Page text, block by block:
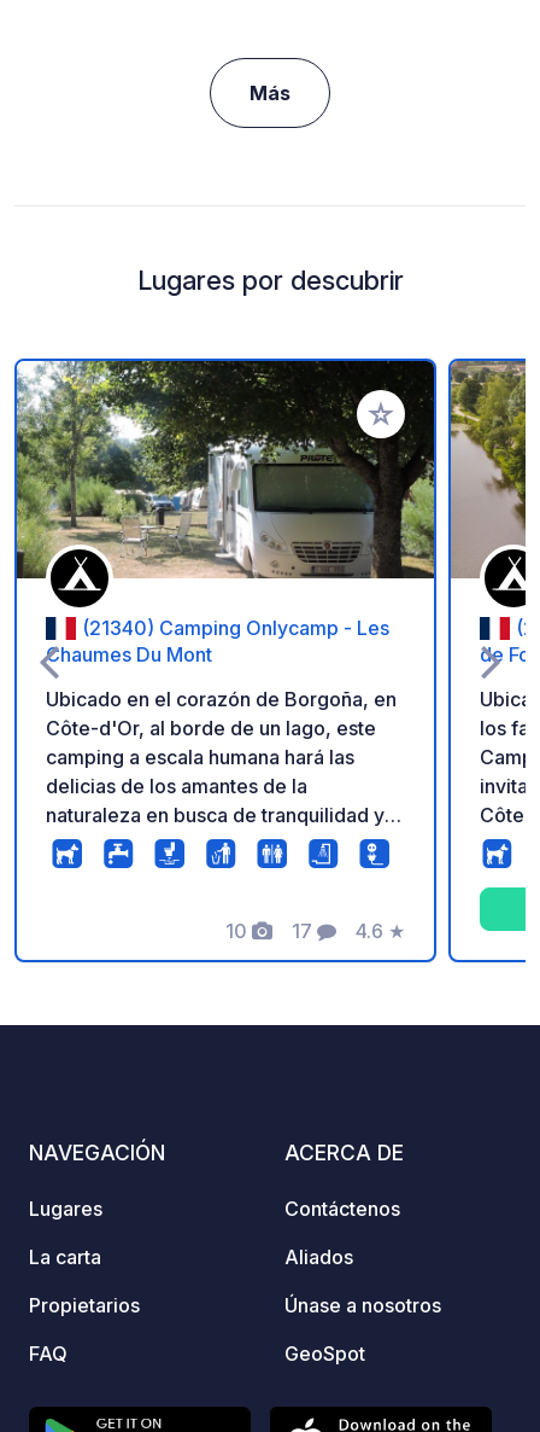
Más
Lugares por descubrir
Añadir a tus
(21340) Camping Onlycamp - Les
Chaumes Du Mont
Ubicado en el corazón de Borgoña, en
Côte-d'Or, al borde de un lago, este
camping a escala humana hará las
delicias de los amantes de la
naturaleza en busca de tranquilidad y
desconexión.
10
Fotos
17
Comentarios
4.6
Calificación
★
de
los
invita
Côte-
NAVEGACIÓN
Lugares
La carta
Propietarios
FAQ
ACERCA DE
Contáctenos
Aliados
Únase a nosotros
GeoSpot